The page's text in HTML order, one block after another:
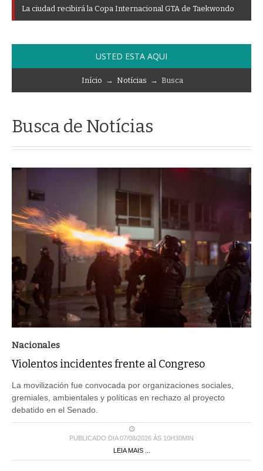
La ciudad recibirá la Copa Internacional GTA de Taekwondo
USTED ESTA AQUI
Início → Notícias → Busca
Busca de Notícias
Nacionales
Violentos incidentes frente al Congreso
La movilización fue convocada por organizaciones sociales,
gremiales, ambientales y políticas en rechazo al proyecto
debatido en el Senado.
PUBLICADO DIA 07/08/2026 ÀS 10H30MIN
LEIA MAIS ...